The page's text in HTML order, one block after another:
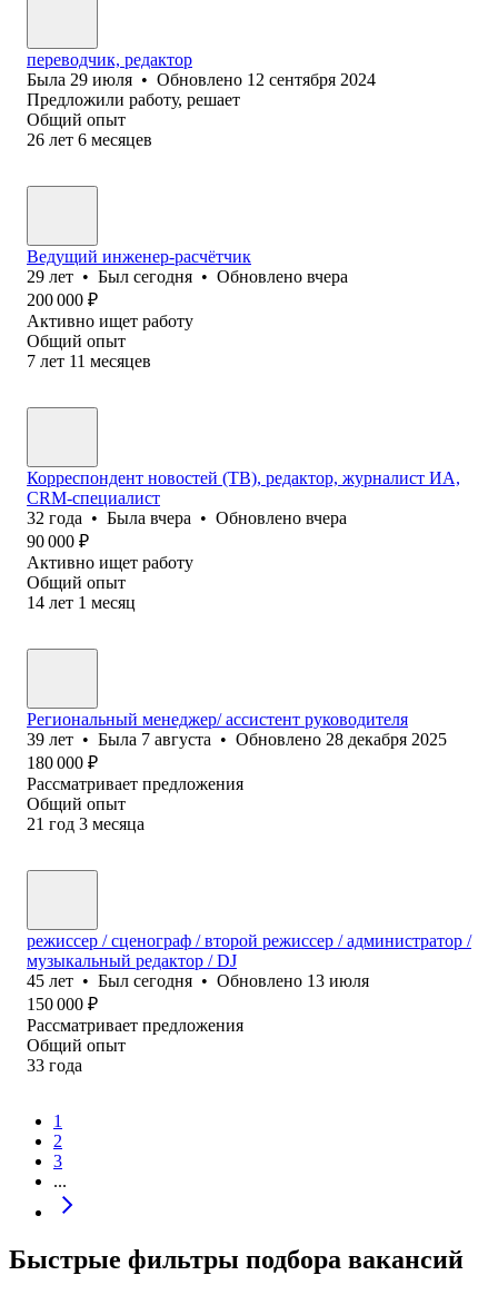
переводчик, редактор
Была 29 июля • Обновлено 12 сентября 2024
Предложили работу, решает
Общий опыт
26 лет 6 месяцев
Ведущий инженер-расчётчик
29 лет • Был сегодня • Обновлено вчера
200 000 ₽
Активно ищет работу
Общий опыт
7 лет 11 месяцев
Корреспондент новостей (ТВ), редактор, журналист ИА,
CRM-специалист
32 года • Была вчера • Обновлено вчера
90 000 ₽
Активно ищет работу
Общий опыт
14 лет 1 месяц
Региональный менеджер/ ассистент руководителя
39 лет • Была 7 августа • Обновлено 28 декабря 2025
180 000 ₽
Рассматривает предложения
Общий опыт
21 год 3 месяца
режиссер / сценограф / второй режиссер / администратор /
музыкальный редактор / DJ
45 лет • Был сегодня • Обновлено 13 июля
150 000 ₽
Рассматривает предложения
Общий опыт
33 года
1
2
3
...
Быстрые фильтры подбора вакансий